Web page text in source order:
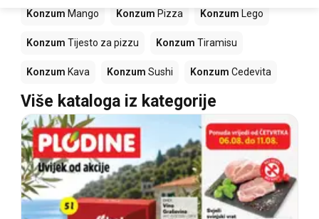
Konzum Mango Konzum Pizza Konzum Lego
Konzum Tijesto za pizzu Konzum Tiramisu
Konzum Kava Konzum Sushi Konzum Cedevita
Više kataloga iz kategorije